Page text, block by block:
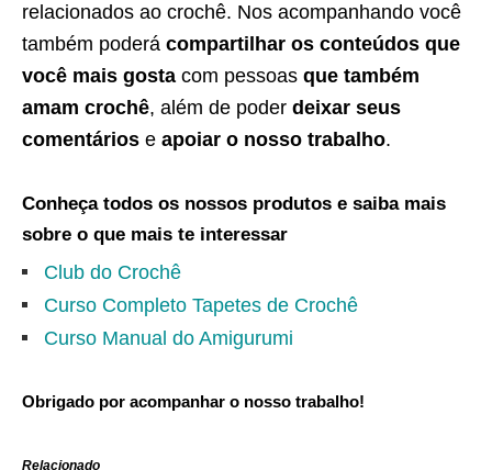
relacionados ao crochê. Nos acompanhando você
também poderá compartilhar os conteúdos que
você mais gosta com pessoas que também
amam crochê, além de poder deixar seus
comentários e apoiar o nosso trabalho.
Conheça todos os nossos produtos e saiba mais
sobre o que mais te interessar
Club do Crochê
Curso Completo Tapetes de Crochê
Curso Manual do Amigurumi
Obrigado por acompanhar o nosso trabalho!
Relacionado